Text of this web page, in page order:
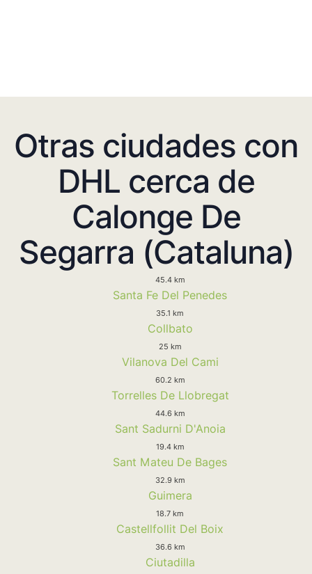
Otras ciudades con
DHL cerca de
Calonge De
Segarra (Cataluna)
45.4 km
Santa Fe Del Penedes
35.1 km
Collbato
25 km
Vilanova Del Cami
60.2 km
Torrelles De Llobregat
44.6 km
Sant Sadurni D'Anoia
19.4 km
Sant Mateu De Bages
32.9 km
Guimera
18.7 km
Castellfollit Del Boix
36.6 km
Ciutadilla